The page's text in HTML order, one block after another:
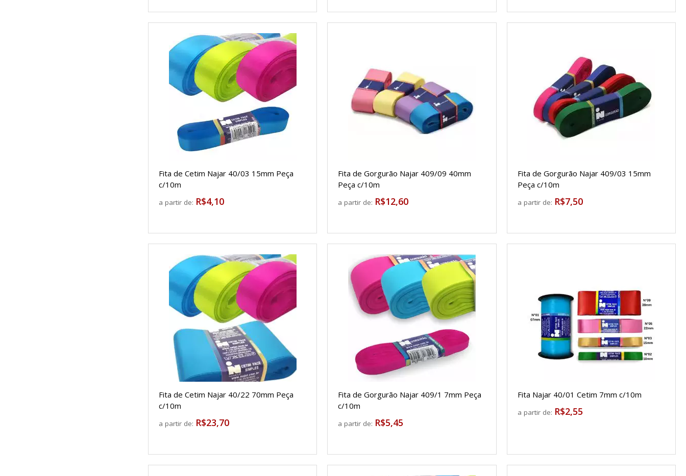
Fita de Cetim Najar 40/03 15mm Peça
c/10m
a partir de: R$4,10
Fita de Gorgurão Najar 409/09 40mm
Peça c/10m
a partir de: R$12,60
Fita de Gorgurão Najar 409/03 15mm
Peça c/10m
a partir de: R$7,50
Fita de Cetim Najar 40/22 70mm Peça
c/10m
a partir de: R$23,70
Fita de Gorgurão Najar 409/1 7mm Peça
c/10m
a partir de: R$5,45
Fita Najar 40/01 Cetim 7mm c/10m
a partir de: R$2,55